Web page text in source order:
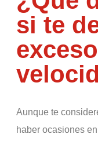
si te
Aunque te
haber ocasiones